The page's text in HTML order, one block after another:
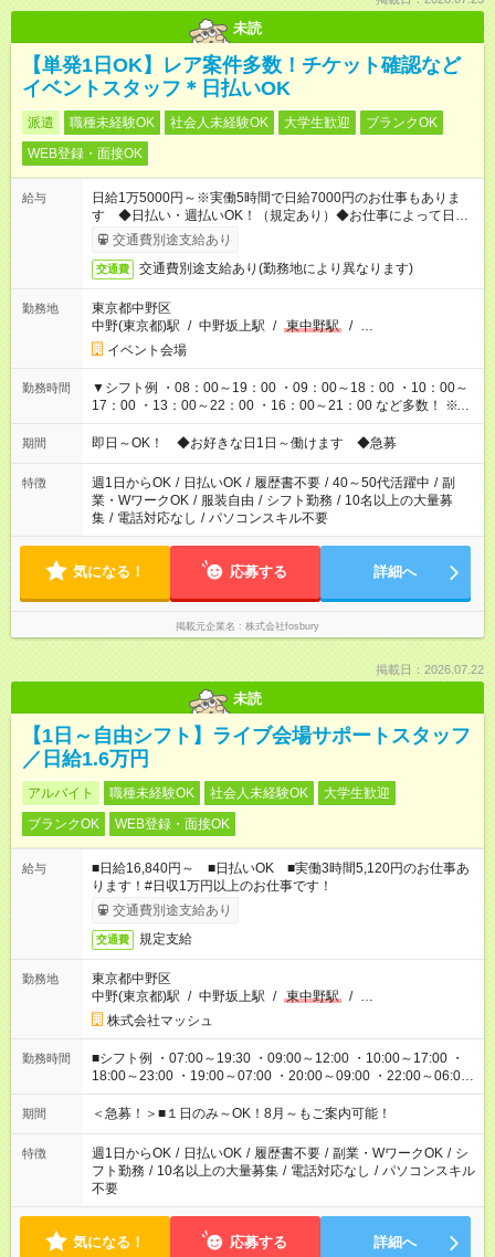
未読
【単発1日OK】レア案件多数！チケット確認など
イベントスタッフ＊日払いOK
派遣 職種未経験OK 社会人未経験OK 大学生歓迎
ブランクOK
WEB登録・面接OK
給与
日給1万5000円～※実働5時間で日給7000円のお仕事もありま
す ◆日払い・週払いOK！（規定あり）◆お仕事によって日給も
異なります
交通費別途支給あり
交通費 交通費別途支給あり(勤務地により異なります)
勤務地
東京都中野区
中野(東京都)駅 / 中野坂上駅 / 東中野駅 / …
イベント会場
勤務時間
▼シフト例 ・08：00～19：00 ・09：00～18：00 ・10：00～
17：00 ・13：00～22：00 ・16：00～21：00 など多数！ ※お
仕事により勤務時間が異なります
期間 即日～OK！ ◆お好きな日1日～働けます ◆急募
特徴 週1日からOK / 日払いOK / 履歴書不要 / 40～50代活躍中 / 副
業・WワークOK / 服装自由 / シフト勤務 / 10名以上の大量募
集 / 電話対応なし / パソコンスキル不要
気になる！ 応募する 詳細へ
掲載元企業名 株式会社fosbury
掲載日：2026.07.22
未読
【1日～自由シフト】ライブ会場サポートスタッフ
／日給1.6万円
アルバイト 職種未経験OK 社会人未経験OK
大学生歓迎
ブランクOK
WEB登録・面接OK
給与
■日給16,840円～ ■日払いOK ■実働3時間5,120円のお仕事あ
ります！#日収1万円以上のお仕事です！
交通費別途支給あり
交通費 規定支給
勤務地
東京都中野区
中野(東京都)駅 / 中野坂上駅 / 東中野駅 / …
株式会社マッシュ
勤務時間
■シフト例 ・07:00～19:30 ・09:00～12:00 ・10:00～17:00 ・
18:00～23:00 ・19:00～07:00 ・20:00～09:00 ・22:00～06:00
etc ★最短で3時間で5,120円のお仕事から 15時間で2万円近く稼
げるお仕事も！ ご希望のお時間に合わせてご紹介！ ※シフトは
ください！
期間 ＜急募！＞■１日のみ～OK！8月～もご案内可能！
特徴 週1日からOK / 日払いOK / 履歴書不要 / 副業・WワークOK / シ
フト勤務 / 10名以上の大量募集 / 電話対応なし / パソコンスキル
不要
気になる！ 応募する 詳細へ